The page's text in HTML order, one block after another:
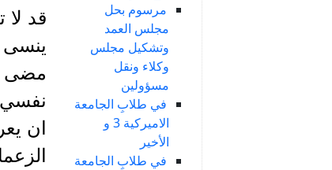
مرسوم بحل
مجلس العمد
وتشكيل مجلس
وكلاء ونقل
مسؤولين
في طلابِ الجامعة
الاميركية 3 و
الأخير
في طلابِ الجامعة
قد لا
ينسى
مضى
نفسي
ان